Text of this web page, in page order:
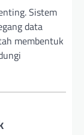
Sistem
data
membentuk